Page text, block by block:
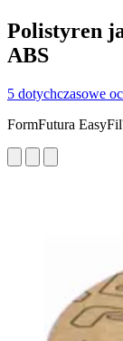
Polistyren
ABS
5 dotychczasowe
FormFutura